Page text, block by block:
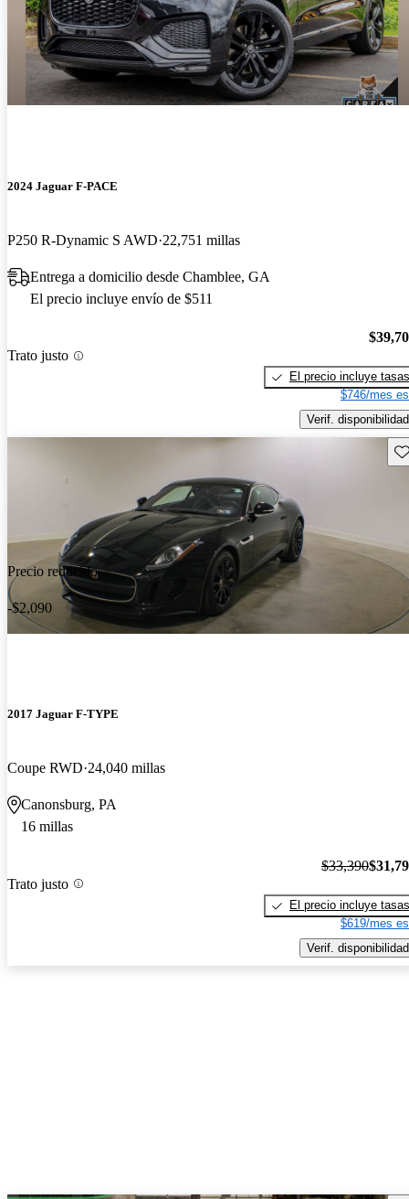
2024 Jaguar F-PACE
P250 R-Dynamic S AWD 22,751 millas
Entrega a domicilio desde Chamblee, GA
El precio incluye envío de $511
Trato justo
El precio incluye tasas
$746/mes
Verif. disponibilidad
Precio reducido
-$2,090
2017 Jaguar F-TYPE
Coupe RWD 24,040 millas
Canonsburg, PA
16 millas
Trato justo
$33,390
El precio incluye tasas
$619/mes
Verif. disponibilidad